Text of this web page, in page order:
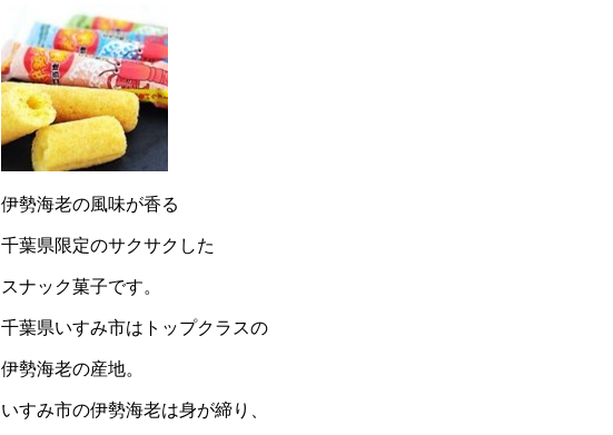
伊勢海老の風味が香る
千葉県限定のサクサクした
スナック菓子です。
千葉県いすみ市はトップクラスの
伊勢海老の産地。
いすみ市の伊勢海老は身が締り、